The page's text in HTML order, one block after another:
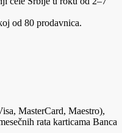
od 80 prodavnica.
MasterCard, Maestro),
rata karticama Banca